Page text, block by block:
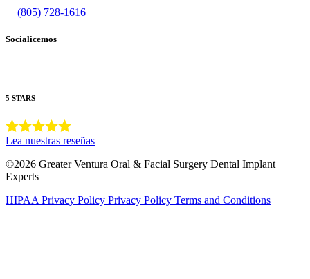
(805) 728-1616
Socialicemos
5 STARS
Lea nuestras reseñas
©2026 Greater Ventura Oral & Facial Surgery Dental Implant
Experts
HIPAA Privacy Policy Privacy Policy Terms and Conditions